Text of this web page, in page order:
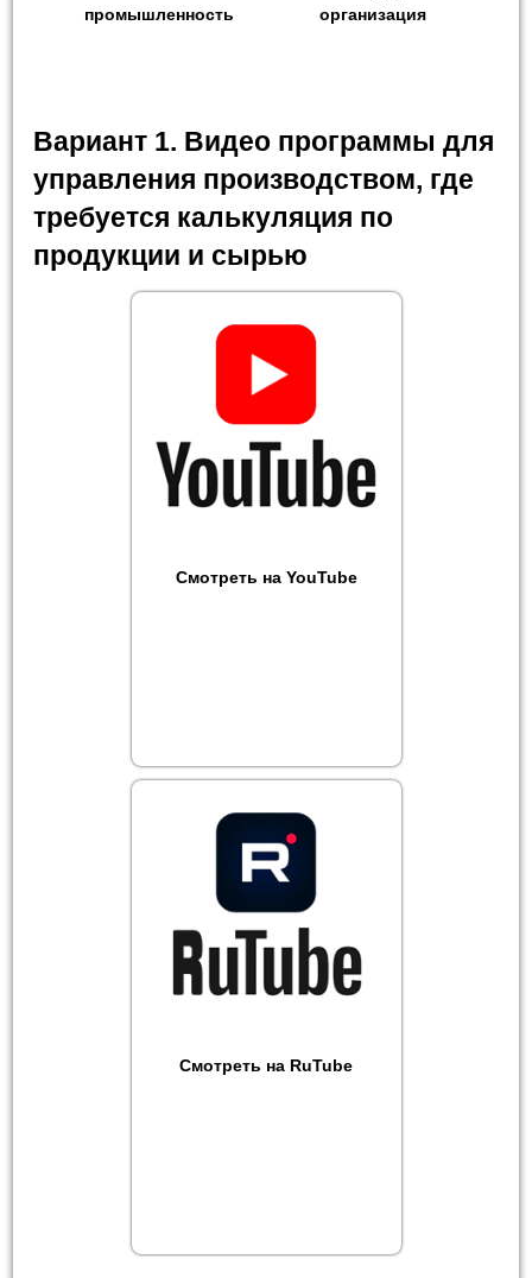
промышленность
организация
Вариант 1. Видео программы для
управления производством, где
требуется калькуляция по
продукции и сырью
Смотреть на YouTube
Смотреть на RuTube